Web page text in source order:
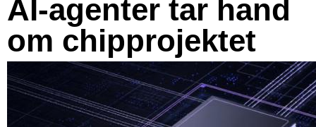
AI-agenter tar hand
om chipprojektet